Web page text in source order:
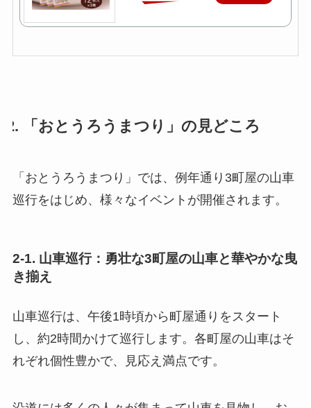
2. 「おとうろうまつり」の見どころ
「おとうろうまつり」では、例年通り3町屋の山車
巡行をはじめ、様々なイベントが開催されます。
2-1. 山車巡行：勇壮な3町屋の山車と華やかな曳
き揃え
山車巡行は、午後1時頃から町屋通りをスタート
し、約2時間かけて巡行します。各町屋の山車はそ
れぞれ個性豊かで、見応え満点です。